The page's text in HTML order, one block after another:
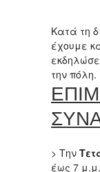
Κατά τη
έχουμε
την πόλη.
> Την
έως 7